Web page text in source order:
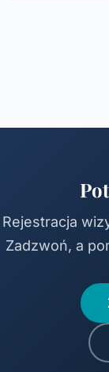
Rejestracja
Zadzwoń, a